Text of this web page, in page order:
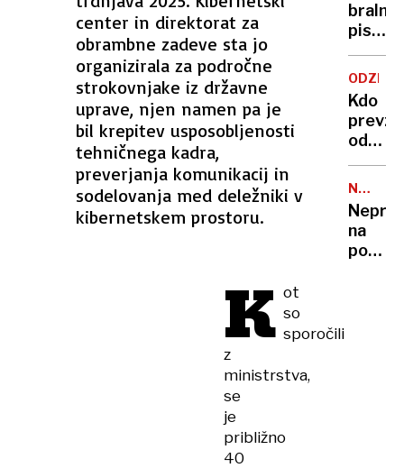
center in direktorat za
obrambne zadeve sta jo
organizirala za področne
strokovnjake iz državne
uprave, njen namen pa je
bil krepitev usposobljenosti
tehničnega kadra,
preverjanja komunikacij in
sodelovanja med deležniki v
kibernetskem prostoru.
K ot
so
sporočili
z
ministrstva,
se
je
približno
40
tudi
osebna
vozila
bralne
Stroka
da ni
za
paniko
ODZIV
Kdo
če
pri
stekel
poči
okvir
NATO
-
RUSIJA
na
poceni